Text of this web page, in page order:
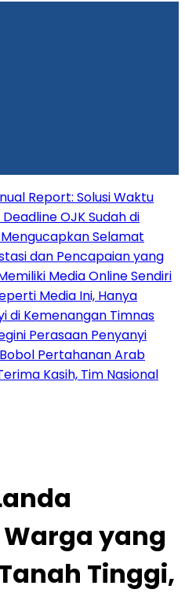
Report: Solusi Waktu
OJK Sudah di
Selamat
dan Pencapaian yang
Media Online Sendiri
Media Ini, Hanya
di Kemenangan Timnas
Perasaan Penyanyi
Pertahanan Arab
Kasih, Tim Nasional
yang
Tinggi,